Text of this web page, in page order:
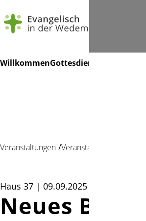
überspringen
WillkommenGottesdienste
Veranstaltungen Veranstaltung
Haus 37 | 09.09.2025 17:30
Neues Blech